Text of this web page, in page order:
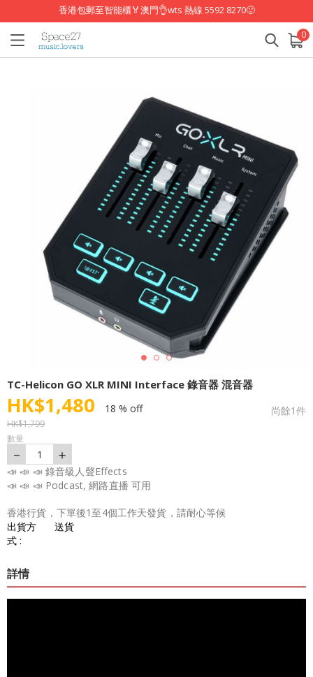
香港包郵至智能櫃🏅澳門👌wts 熱線 5592 8270🙂
0
已加入購物車 查看
TC-Helicon GO XLR MINI Interface 錄音器 混音器
HK$1,480 18 % off 尚餘1件
HK$1,799
數量
－ 1 ＋
📣 📣 📣 錄音級人聲Effects
📣 📣 📣 Podcast, 網路直播 可用
香港行貨，下單後1至4個工作天發貨，請耐心等候
出貨方
式 :
送貨
詳情